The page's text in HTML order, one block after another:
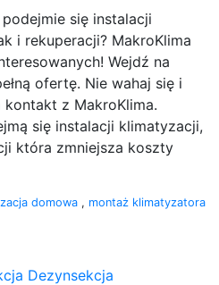
się instalacji
i rekuperacji? MakroKlima
Wejdź na
ofertę. Nie wahaj się i
z MakroKlima.
się instalacji klimatyzacji,
która zmniejsza koszty
domowa , montaż klimatyzatora
Dezynsekcja